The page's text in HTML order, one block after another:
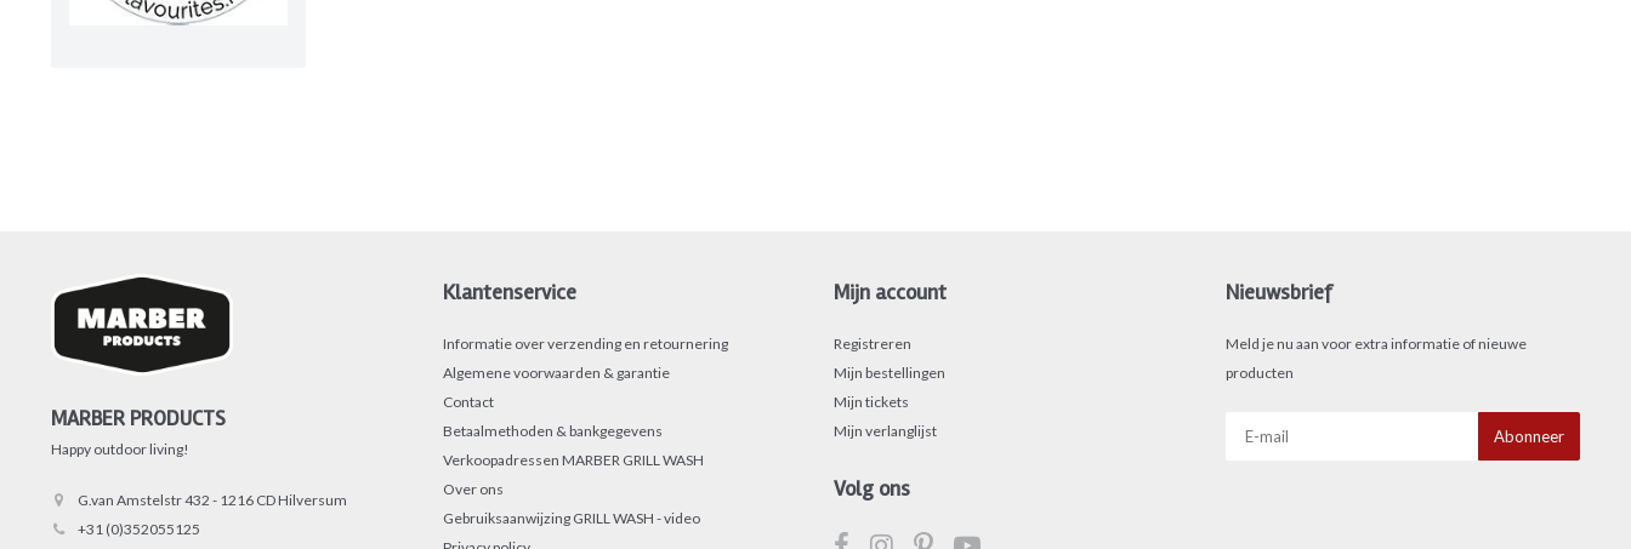
MARBER PRODUCTS
Happy outdoor living!
G.van Amstelstr 432 - 1216 CD Hilversum
+31 (0)352055125
Klantenservice
Informatie over verzending en retournering
Algemene voorwaarden & garantie
Contact
Betaalmethoden & bankgegevens
Verkoopadressen MARBER GRILL WASH
Over ons
Gebruiksaanwijzing GRILL WASH - video
Mijn account
Registreren
Mijn bestellingen
Mijn tickets
Mijn verlanglijst
Volg ons
Nieuwsbrief
Meld je nu aan voor extra informatie of nieuwe
producten
Abonneer